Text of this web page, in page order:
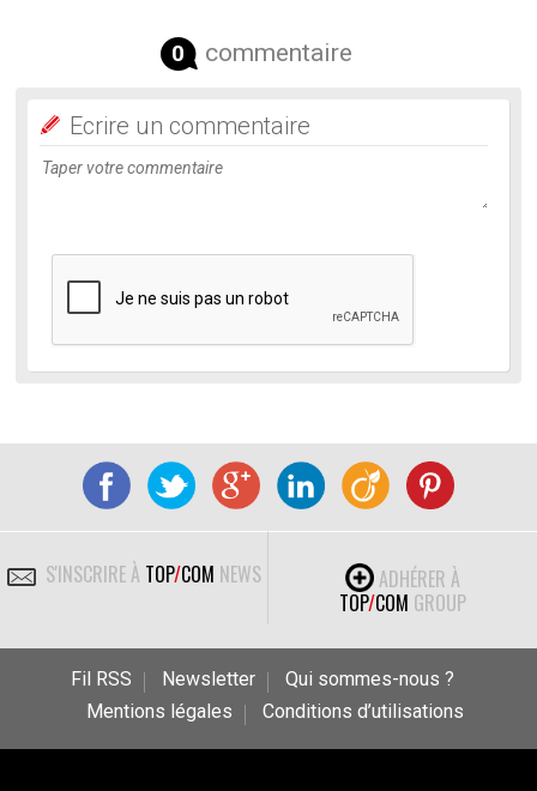
0 commentaire
Ecrire un commentaire
S'INSCRIRE À TOP/COM NEWS
ADHÉRER À
TOP/COM GROUP
Fil RSS Newsletter
Qui sommes-nous ?
Mentions légales
Conditions d’utilisations